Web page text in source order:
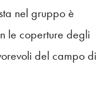
nel gruppo è
le coperture degli
del campo di